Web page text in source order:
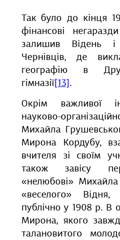
Так було до кінця
фінансові
залишив Відень
Чернівців, де
географію в
гімназії [13] .
Окрім важливої
науково-
Михайла
Мирона Кордубу,
вчителя зі своїм
також завісу
«нелюбові»
«веселого»
публічно у 1908 р. В
Мирона, якого
талановитого